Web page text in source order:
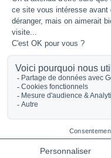
Twitter
Facebook
Montpellier. Siret : 394